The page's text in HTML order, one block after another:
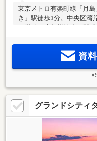
東京メトロ有楽町線「月
き」駅徒歩3分。中央区湾
48階建、大規模複合再開
多数ご用意。
資
グランドシティ